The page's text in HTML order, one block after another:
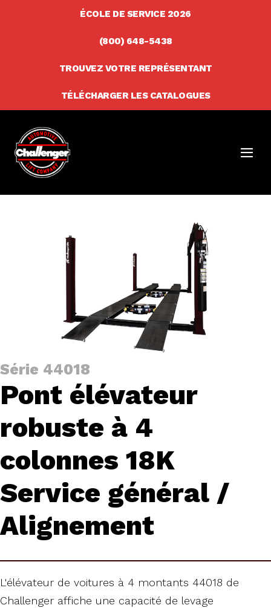
ÉCOLE DE SERVICE 2026
(800) 648-5438
TROUVEZ VOTRE REPRÉSENTANT
TÉLÉCHARGER LES CATALOGUES
Série 44018
Pont élévateur
robuste à 4
colonnes 18K
Service général /
Alignement
L'élévateur de voitures à 4 montants 44018 de
Challenger affiche une capacité de levage